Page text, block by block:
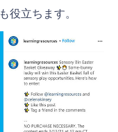
役立ちます。